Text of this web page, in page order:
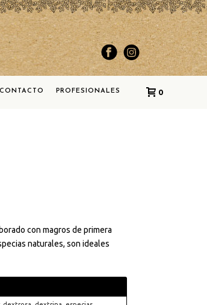
CONTACTO PROFESIONALES 0
con magros de primera
naturales, son ideales